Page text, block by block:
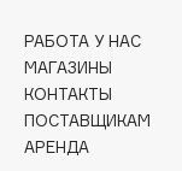
D
d'Alba
РАБОТА У НАС
МАГАЗИНЫ
КОНТАКТЫ
ПОСТАВЩИКАМ
АРЕНДА